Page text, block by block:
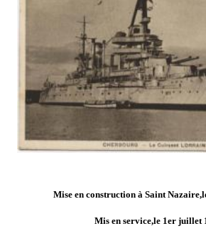
Mise en construction à Saint
Mis en service,le 1er juillet